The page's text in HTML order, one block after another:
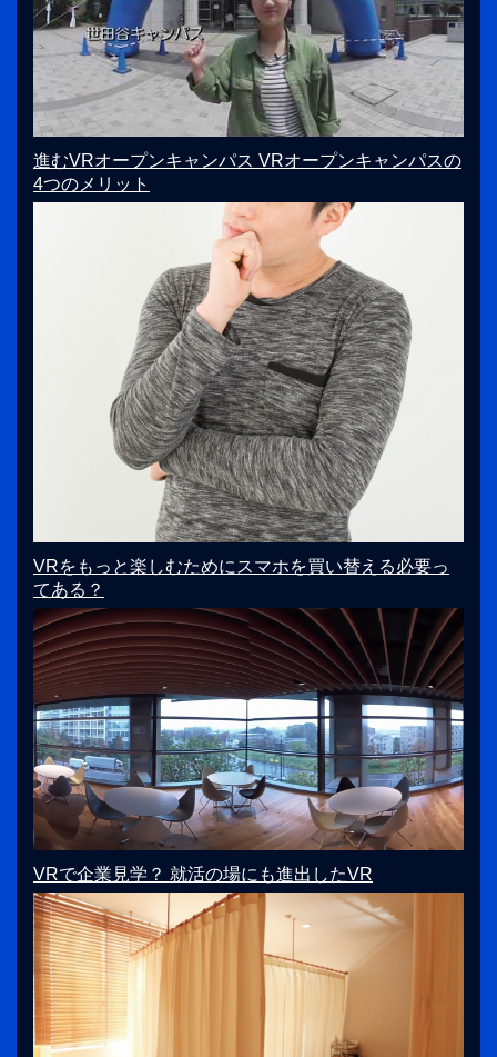
進むVRオープンキャンパス VRオープンキャンパスの
4つのメリット
VRをもっと楽しむためにスマホを買い替える必要っ
てある？
VRで企業見学？ 就活の場にも進出したVR